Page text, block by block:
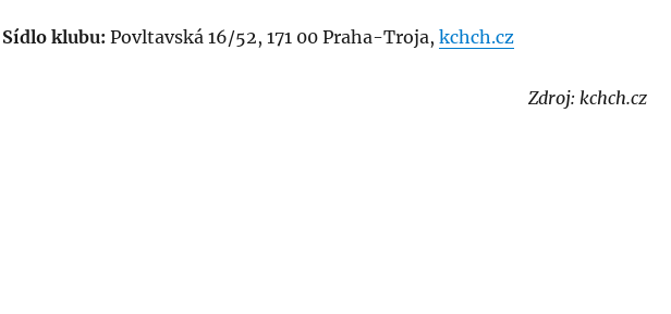
Sídlo klubu: Povltavská 16/52, 171 00 Praha-Troja, kchch.cz
Zdroj: kchch.cz